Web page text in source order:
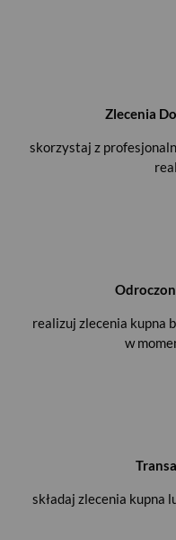
Zlecenia
skorzystaj z
realizuj zlecenia kupna
w
składaj zlecenia kupna